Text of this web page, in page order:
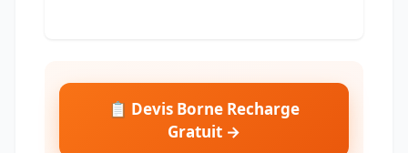
📋 Devis Borne Recharge
Gratuit →